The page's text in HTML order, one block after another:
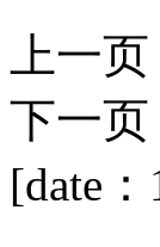
上一页
下一页
[date